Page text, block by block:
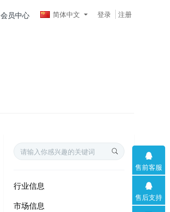
登录 注册
会员中心 简体中文
行业信息
市场信息
售前客服
售后支持